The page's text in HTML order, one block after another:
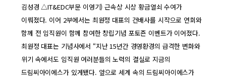
김성경 △IT&EDC부문 이영기) 근속상 시상 황금열쇠 수여가
이뤄졌다. 이어 2부에서는 최원정 대표의 건배사를 시작으로 연회와
함께 전 임직원이 함께 참여한 창립기념 포토죤 이벤트가 이어졌다.
최원정 대표는 기념사에서 “지난 15년간 경영환경의 급격한 변화와
위기 속에서도 임직원 여러분들의 노력의 결실로 지금의
드림씨아이에스가 있게됐다. 앞으로 세계 속의 드림씨아이에스가